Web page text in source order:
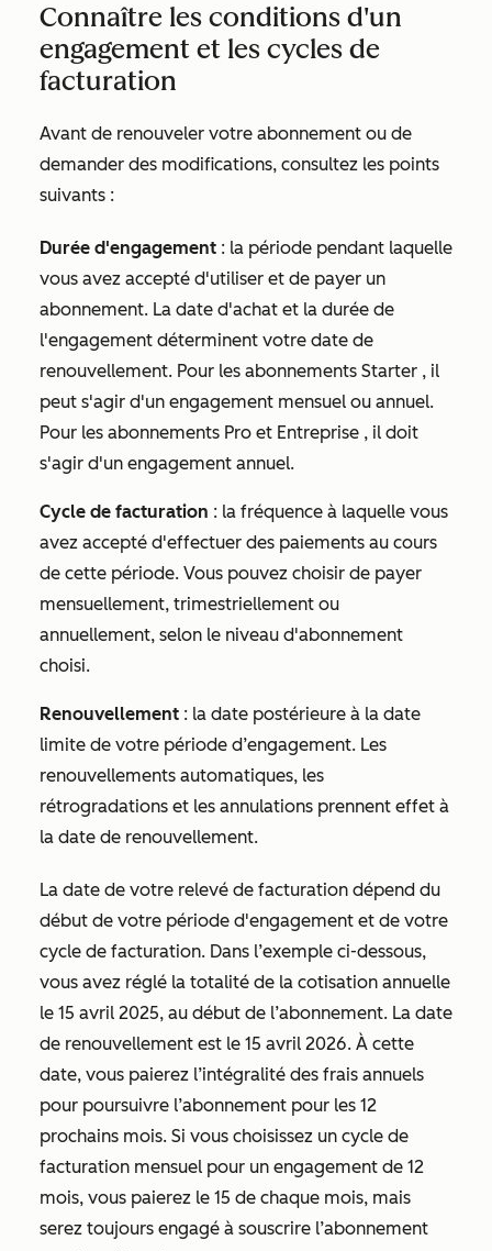
Connaître les conditions d'un
engagement et les cycles de
facturation
Avant de renouveler votre abonnement ou de
demander des modifications, consultez les points
suivants :
Durée d'engagement : la période pendant laquelle
vous avez accepté d'utiliser et de payer un
abonnement. La date d'achat et la durée de
l'engagement déterminent votre date de
renouvellement. Pour les abonnements Starter , il
peut s'agir d'un engagement mensuel ou annuel.
Pour les abonnements Pro et Entreprise , il doit
s'agir d'un engagement annuel.
Cycle de facturation : la fréquence à laquelle vous
avez accepté d'effectuer des paiements au cours
de cette période. Vous pouvez choisir de payer
mensuellement, trimestriellement ou
annuellement, selon le niveau d'abonnement
choisi.
Renouvellement : la date postérieure à la date
limite de votre période d’engagement. Les
renouvellements automatiques, les
rétrogradations et les annulations prennent effet à
la date de renouvellement.
La date de votre relevé de facturation dépend du
début de votre période d'engagement et de votre
cycle de facturation. Dans l’exemple ci-dessous,
vous avez réglé la totalité de la cotisation annuelle
le 15 avril 2025, au début de l’abonnement. La date
de renouvellement est le 15 avril 2026. À cette
date, vous paierez l’intégralité des frais annuels
pour poursuivre l’abonnement pour les 12
prochains mois. Si vous choisissez un cycle de
facturation mensuel pour un engagement de 12
mois, vous paierez le 15 de chaque mois, mais
serez toujours engagé à souscrire l’abonnement